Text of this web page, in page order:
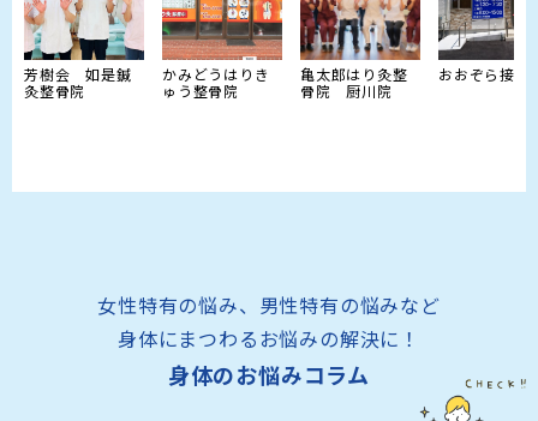
芳樹会 如是鍼
灸整骨院
かみどうはりき
ゅう整骨院
亀太郎はり灸整
骨院 厨川院
おおぞら接骨
女性特有の悩み、男性特有の悩みなど
身体にまつわるお悩みの解決に！
身体のお悩みコラム